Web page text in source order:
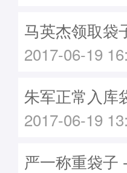
马英杰领取袋
2017-06-19
朱军正常入库
2017-06-19
严一称重袋子